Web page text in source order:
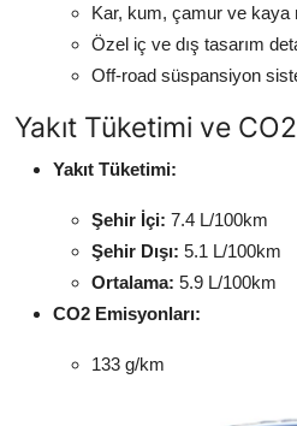
Kar, kum, çamur ve kaya
Özel iç ve dış tasarım
Off-road süspansiyon
Yakıt Tüketimi ve
Yakıt Tüketimi:
Şehir İçi: 7.4 L/100km
Şehir Dışı: 5.1 L/100km
Ortalama: 5.9 L/100km
CO2 Emisyonları:
133 g/km